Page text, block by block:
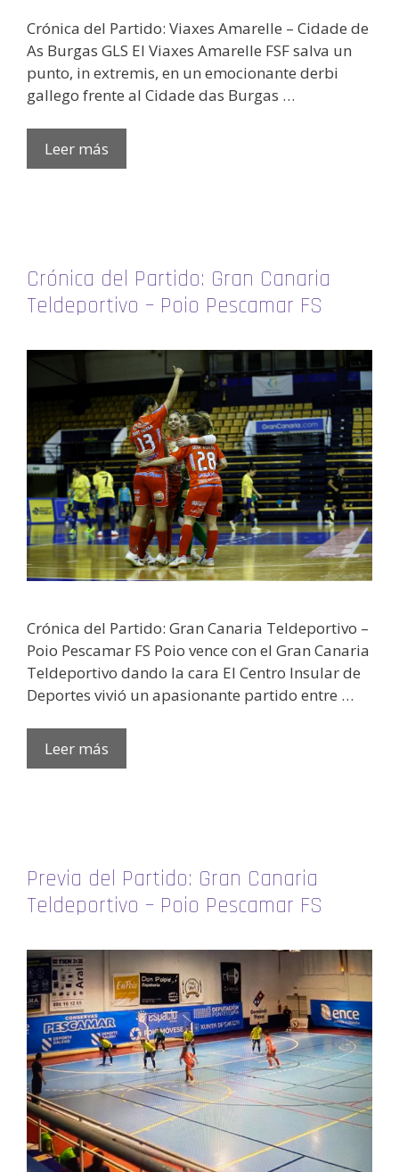
Crónica del Partido: Viaxes Amarelle – Cidade de
As Burgas GLS El Viaxes Amarelle FSF salva un
punto, in extremis, en un emocionante derbi
gallego frente al Cidade das Burgas …
Leer más
Crónica del Partido: Gran Canaria
Teldeportivo – Poio Pescamar FS
Crónica del Partido: Gran Canaria Teldeportivo –
Poio Pescamar FS Poio vence con el Gran Canaria
Teldeportivo dando la cara El Centro Insular de
Deportes vivió un apasionante partido entre …
Leer más
Previa del Partido: Gran Canaria
Teldeportivo – Poio Pescamar FS